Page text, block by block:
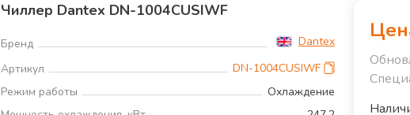
Чиллер Dantex DN-1004CUSIWF
Бренд
Dantex
Артикул
DN-1004CUSIWF
Режим работы
Охлаждение